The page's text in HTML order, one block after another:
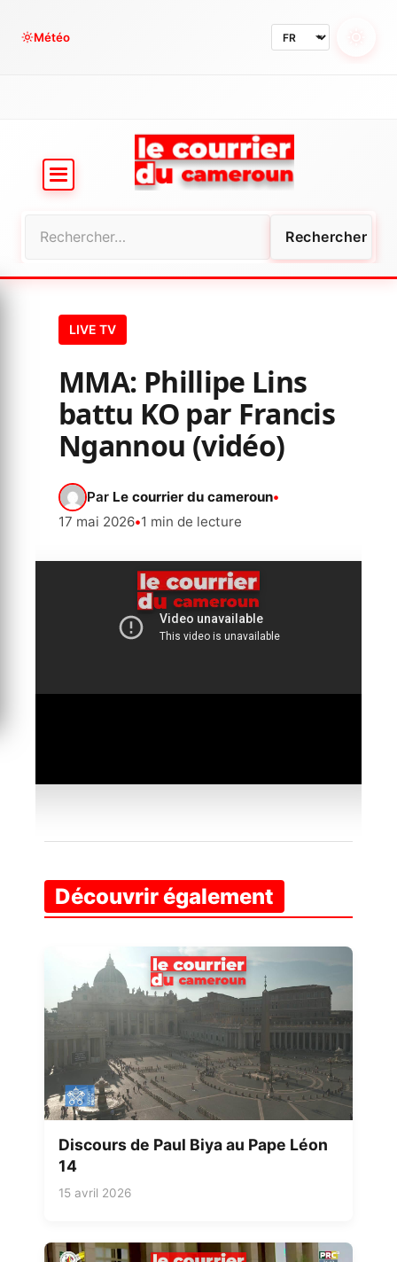
Météo
LIVE TV
MMA: Phillipe Lins
battu KO par Francis
Ngannou (vidéo)
Par Le courrier du cameroun•
17 mai 2026•1 min de lecture
Découvrir également
Discours de Paul Biya au Pape Léon
14
15 avril 2026